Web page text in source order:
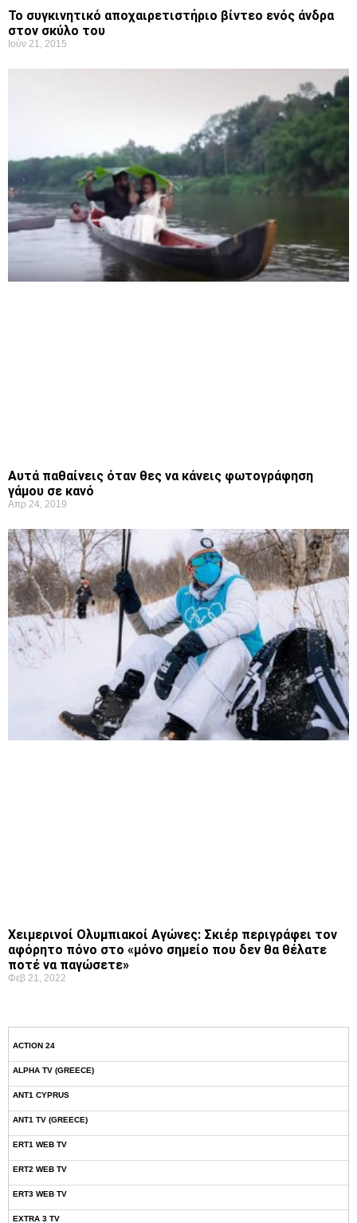
Το συγκινητικό αποχαιρετιστήριο βίντεο ενός άνδρα
στον σκύλο του
Ιούν 21, 2015
Αυτά παθαίνεις όταν θες να κάνεις φωτογράφηση
γάμου σε κανό
Απρ 24, 2019
Χειμερινοί Ολυμπιακοί Αγώνες: Σκιέρ περιγράφει τον
αφόρητο πόνο στο «μόνο σημείο που δεν θα θέλατε
ποτέ να παγώσετε»
Φεβ 21, 2022
ACTION 24
ALPHA TV (GREECE)
ANT1 CYPRUS
ANT1 TV (GREECE)
ERT1 WEB TV
ERT2 WEB TV
ERT3 WEB TV
EXTRA 3 TV